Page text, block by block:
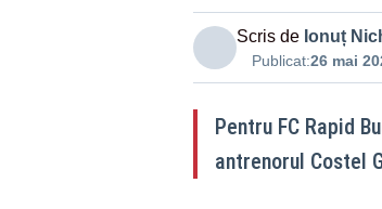
Scris de Ionuț
Publicat:26 mai
Pentru FC Rapid
antrenorul Costel